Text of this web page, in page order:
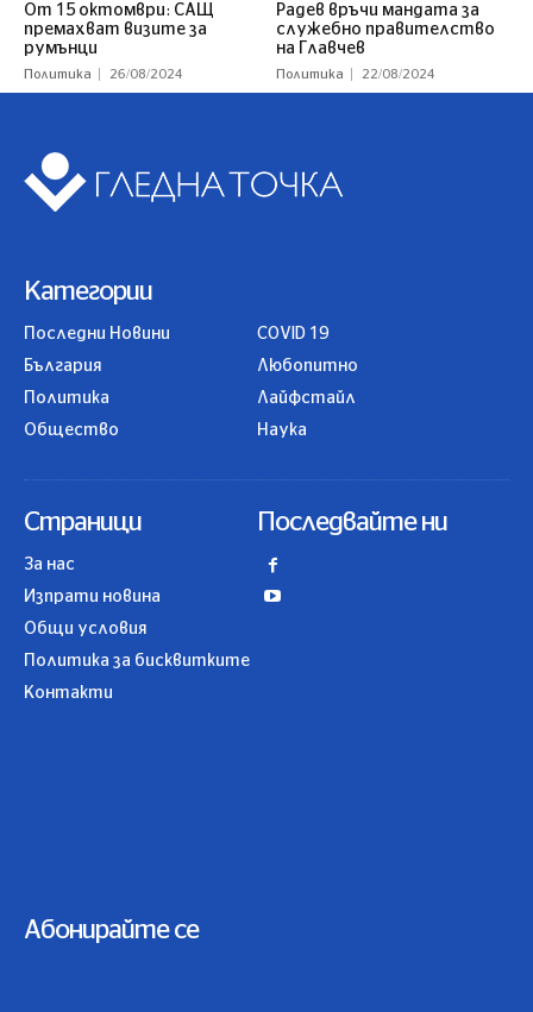
От 15 октомври: САЩ
премахват визите за
румънци
Политика 26/08/2024
Радев връчи мандата за
служебно правителство
на Главчев
Политика 22/08/2024
Категории
Последни Новини
България
Политика
Общество
COVID 19
Любопитно
Лайфстайл
Наука
Страници
За нас
Изпрати новина
Общи условия
Политика за бисквитките
Контакти
Последвайте ни
Абонирайте се